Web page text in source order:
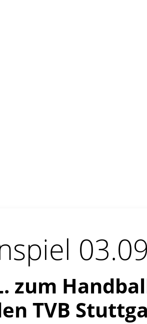
zum
TVB